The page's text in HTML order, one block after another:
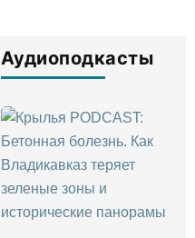
Аудиоподкасты